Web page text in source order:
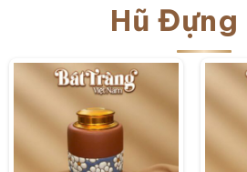
Hũ Đựng